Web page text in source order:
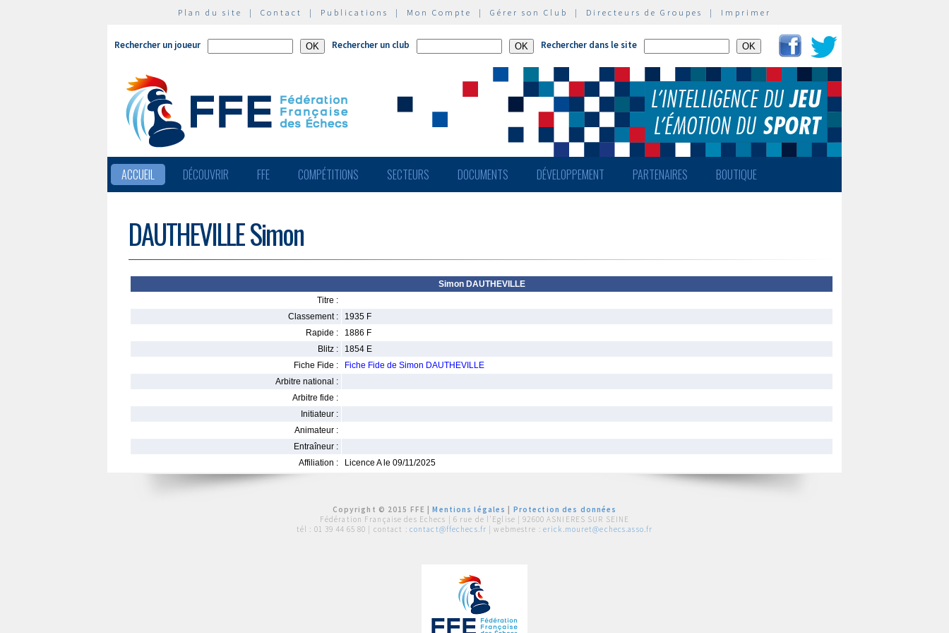
Plan du site | Contact | Publications | Mon Compte | Gérer son Club | Directeurs de Groupes | Imprimer
Rechercher un joueur Rechercher un club Rechercher dans le site
ACCUEIL DÉCOUVRIR FFE COMPÉTITIONS SECTEURS DOCUMENTS DÉVELOPPEMENT PARTENAIRES BOUTIQUE
DAUTHEVILLE Simon
Simon DAUTHEVILLE
Titre :
Classement :
1935 F
Rapide :
1886 F
Blitz :
1854 E
Fiche Fide :
Fiche Fide de Simon DAUTHEVILLE
Arbitre national :
Arbitre fide :
Initiateur :
Animateur :
Entraîneur :
Affiliation :
Licence A le 09/11/2025
Copyright © 2015 FFE |Mentions légales
Protection des données
Fédération Française des Echecs | 6 rue de l'Eglise | 92600 ASNIERES SUR SEINE
tél : 01 39 44 65 80 | contact : contact@ffechecs.fr | webmestre : erick.mouret@echecs.asso.fr